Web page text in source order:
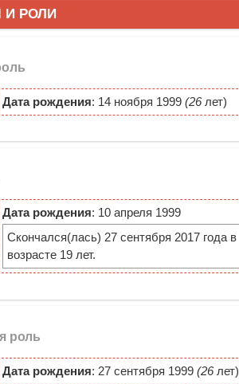
И РОЛИ
Дата рождения: 14 ноября 1999 (26лет)
Дата рождения: 10 апреля 1999
Скончался(лась) 27 сентября 2017 года в
возрасте 19 лет.
роль
Дата рождения: 27 сентября 1999 (26лет)